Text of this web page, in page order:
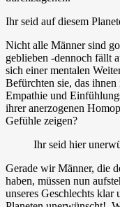
Ihr seid auf diesem
Nicht alle Männer sind
geblieben -dennoch fällt
sich einer mentalen
Befürchten sie, das
Empathie und
ihrer anerzogenen
Gefühle zeigen?
Ihr seid hier
Gerade wir Männer, die
haben, müssen nun
unseres Geschlechts klar